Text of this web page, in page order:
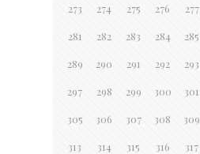
273 274 275 276 277
281 282 283 284 285
289 290 291 292 293
297 298 299 300 301
305 306 307 308 309
313 314 315 316 317